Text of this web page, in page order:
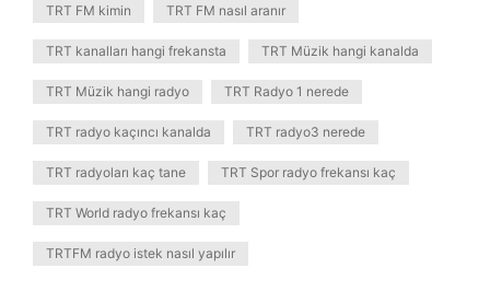
TRT FM kimin TRT FM nasıl aranır
TRT kanalları hangi frekansta TRT Müzik hangi kanalda
TRT Müzik hangi radyo TRT Radyo 1 nerede
TRT radyo kaçıncı kanalda TRT radyo3 nerede
TRT radyoları kaç tane TRT Spor radyo frekansı kaç
TRT World radyo frekansı kaç
TRTFM radyo istek nasıl yapılır